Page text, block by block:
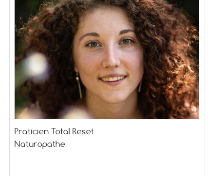
Praticien Total Reset
Naturopathe